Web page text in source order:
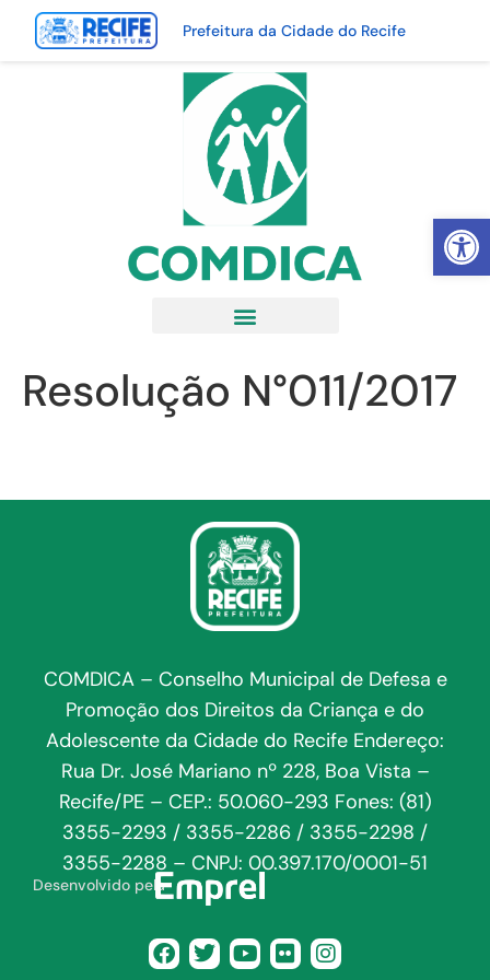
Abrir
Prefeitura da Cidade do Recife
Resolução N°011/2017
COMDICA – Conselho Municipal de Defesa e
Promoção dos Direitos da Criança e do
Adolescente da Cidade do Recife Endereço:
Rua Dr. José Mariano nº 228, Boa Vista –
Recife/PE – CEP.: 50.060-293 Fones: (81)
3355-2293 / 3355-2286 / 3355-2298 /
3355-2288 – CNPJ: 00.397.170/0001-51
Desenvolvido pela